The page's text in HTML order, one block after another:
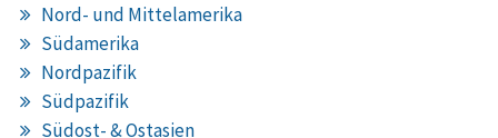
Nord- und Mittelamerika
Südamerika
Nordpazifik
Südpazifik
Südost- & Ostasien